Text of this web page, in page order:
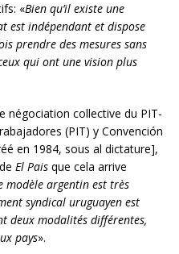
«Bien qu’il existe une
est indépendant et dispose
prendre des mesures sans
qui ont une vision plus
négociation collective du PIT-
(PIT) y Convención
en 1984, sous al dictature],
El Pais que cela arrive
modèle argentin est très
syndical uruguayen est
deux modalités différentes,
pays».